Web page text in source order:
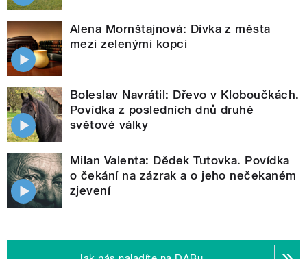
Alena Mornštajnová: Dívka z města
mezi zelenými kopci
Boleslav Navrátil: Dřevo v Kloboučkách.
Povídka z posledních dnů druhé
světové války
Milan Valenta: Dědek Tutovka. Povídka
o čekání na zázrak a o jeho nečekaném
zjevení